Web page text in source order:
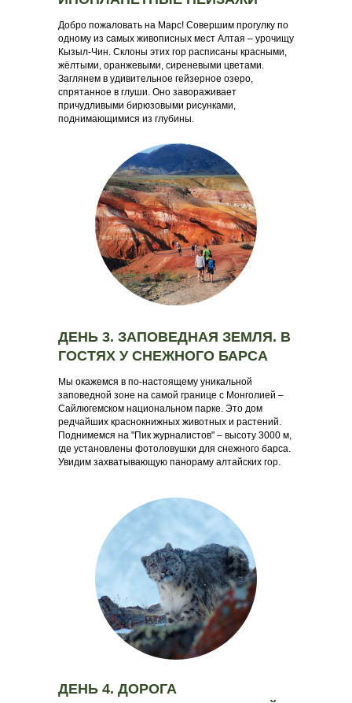
Добро пожаловать на Марс! Совершим прогулку по
одному из самых живописных мест Алтая – урочищу
Кызыл-Чин. Склоны этих гор расписаны красными,
жёлтыми, оранжевыми, сиреневыми цветами.
Заглянем в удивительное гейзерное озеро,
спрятанное в глуши. Оно завораживает
причудливыми бирюзовыми рисунками,
поднимающимися из глубины.
Мы окажемся в по-настоящему уникальной
заповедной зоне на самой границе с Монголией –
Сайлюгемском национальном парке. Это дом
редчайших краснокнижных животных и растений.
Поднимемся на "Пик журналистов" – высоту 3000 м,
где установлены фотоловушки для снежного барса.
Увидим захватывающую панораму алтайских гор.
ДЕНЬ 3. ЗАПОВЕДНАЯ ЗЕМЛЯ. В
ГОСТЯХ У СНЕЖНОГО БАРСА
ДЕНЬ 4. ДОРОГА